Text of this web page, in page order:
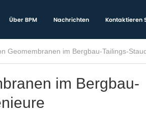
Über BPM Nachrichten Kontaktieren
Geomembranen im Bergbau-Tailings-
im Bergbau-